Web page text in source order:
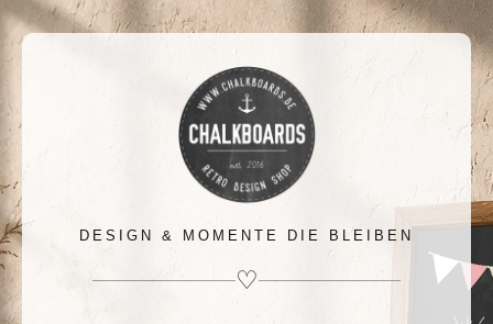
DESIGN & MOMENTE DIE BLEIBEN
♡